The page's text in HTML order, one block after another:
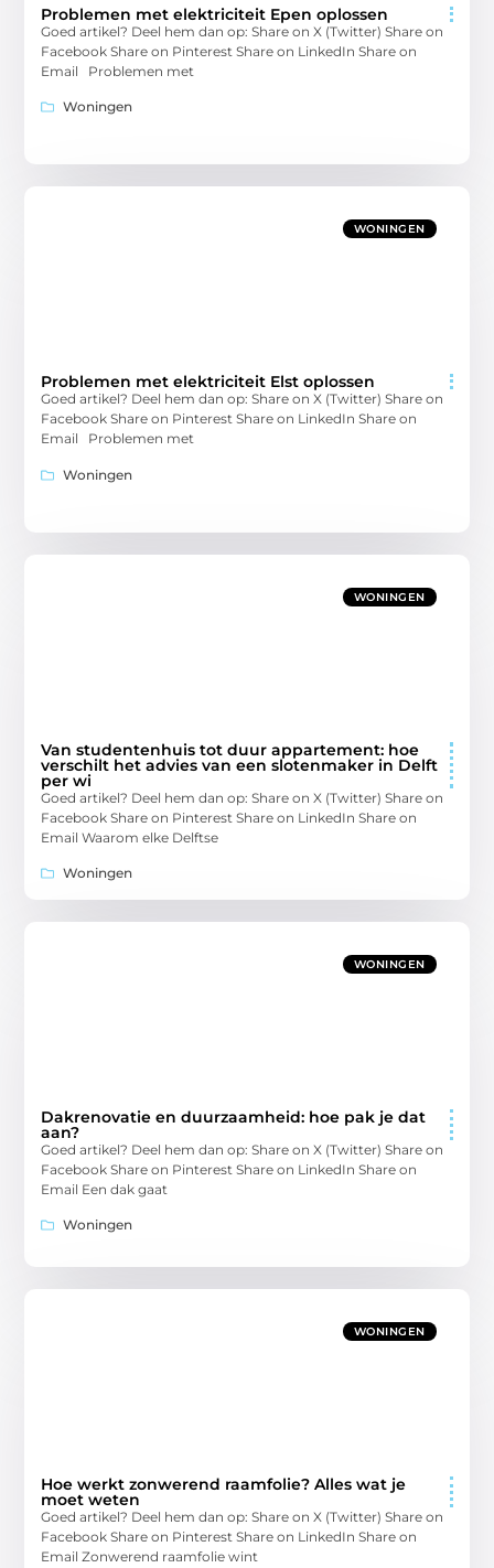
Problemen met elektriciteit Epen oplossen
Goed artikel? Deel hem dan op: Share on X (Twitter) Share on
Facebook Share on Pinterest Share on LinkedIn Share on
Email Problemen met
Woningen
WONINGEN
Problemen met elektriciteit Elst oplossen
Goed artikel? Deel hem dan op: Share on X (Twitter) Share on
Facebook Share on Pinterest Share on LinkedIn Share on
Email Problemen met
Woningen
WONINGEN
Van studentenhuis tot duur appartement: hoe
verschilt het advies van een slotenmaker in Delft
per wi
Goed artikel? Deel hem dan op: Share on X (Twitter) Share on
Facebook Share on Pinterest Share on LinkedIn Share on
Email Waarom elke Delftse
Woningen
WONINGEN
Dakrenovatie en duurzaamheid: hoe pak je dat
aan?
Goed artikel? Deel hem dan op: Share on X (Twitter) Share on
Facebook Share on Pinterest Share on LinkedIn Share on
Email Een dak gaat
Woningen
WONINGEN
Hoe werkt zonwerend raamfolie? Alles wat je
moet weten
Goed artikel? Deel hem dan op: Share on X (Twitter) Share on
Facebook Share on Pinterest Share on LinkedIn Share on
Email Zonwerend raamfolie wint